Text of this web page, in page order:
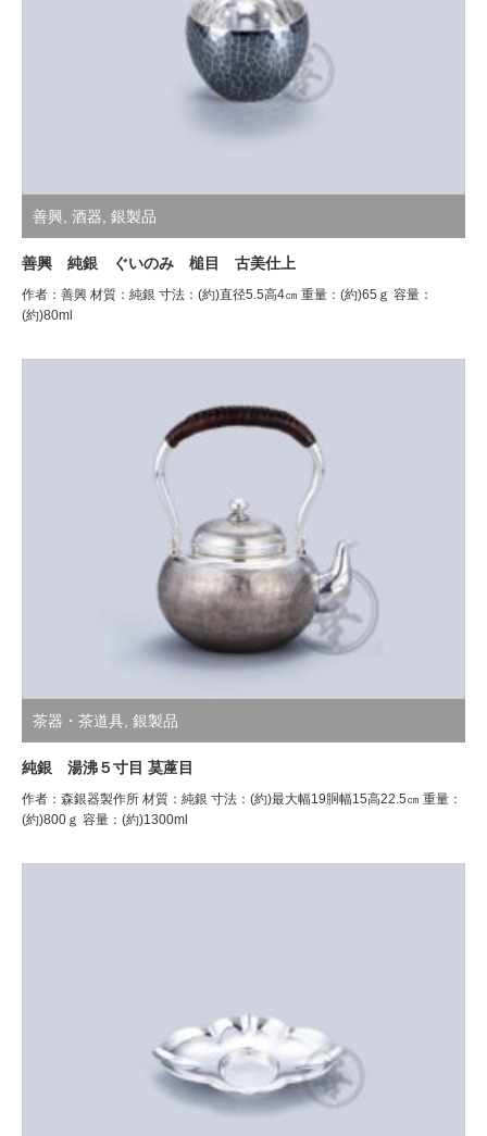
善興 酒器 銀製品
善興 純銀 ぐいのみ 槌目 古美仕上
作者：善興 材質：純銀 寸法：(約)直径5.5高4㎝ 重量：(約)65ｇ 容量：
(約)80ml
茶器・茶道具 銀製品
純銀 湯沸５寸目 茣蓙目
作者：森銀器製作所 材質：純銀 寸法：(約)最大幅19胴幅15高22.5㎝ 重量：
(約)800ｇ 容量：(約)1300ml